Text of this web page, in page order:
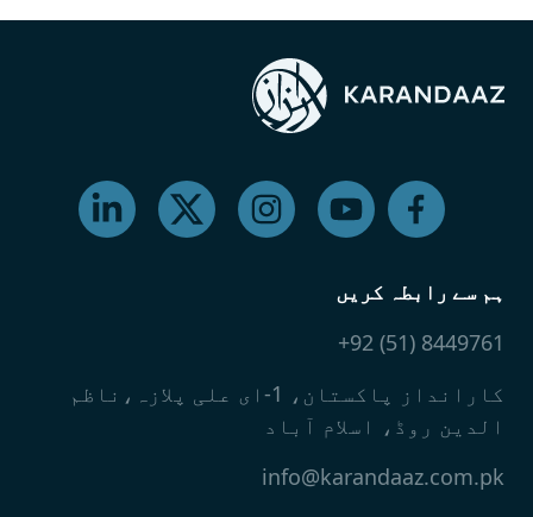
ہم سے رابطہ کریں
8449761 (51) 92+
کارانداز پاکستان، 1-ای علی پلازہ،ناظم
الدین روڈ، اسلام آباد
info@karandaaz.com.pk